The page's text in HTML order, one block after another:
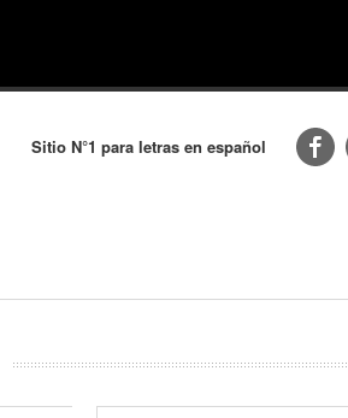
Sitio N°1 para letras en español